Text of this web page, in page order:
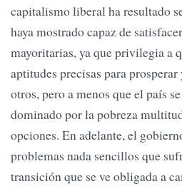
capitalismo liberal ha resultado
haya mostrado capaz de
mayoritarias, ya que privilegia a
aptitudes precisas para
otros, pero a menos que el país
dominado por la pobreza
opciones. En adelante, el
problemas nada sencillos que
transición que se ve obligada a